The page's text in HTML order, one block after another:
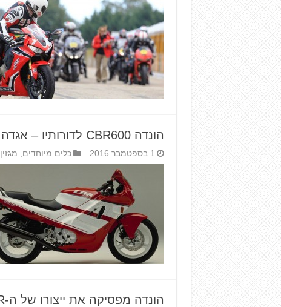
הונדה CBR600 לדורותיו – אגדה דו-גלגלית
1 בספטמבר 2016 כלים מיוחדים, מגזין
הונדה מפסיקה את ייצורו של ה-CBR600RR